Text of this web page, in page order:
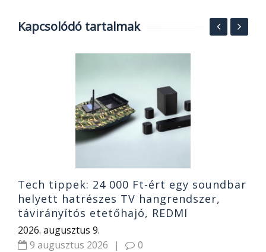
Kapcsolódó tartalmak
Tech tippek: 24 000 Ft-ért egy soundbar
helyett hatrészes TV hangrendszer,
távirányítós etetőhajó, REDMI
2026. augusztus 9.
9 augusztus 2026
| 0